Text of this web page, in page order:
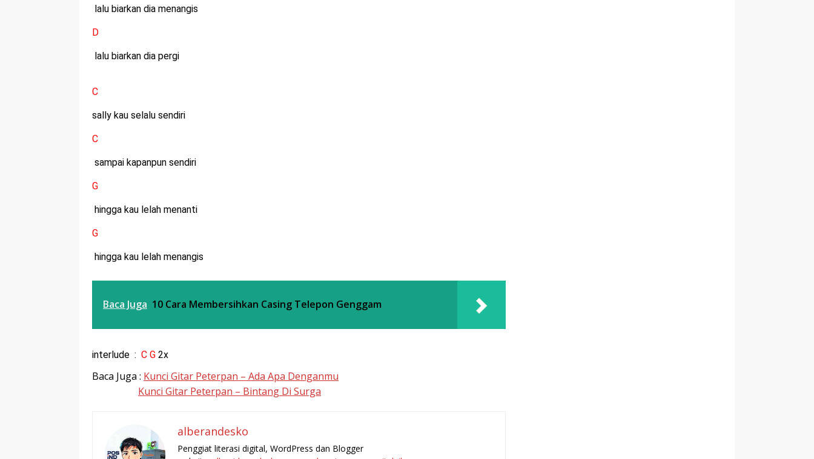
lalu biarkan dia menangis
D
lalu biarkan dia pergi
C
sally kau selalu sendiri
C
sampai kapanpun sendiri
G
hingga kau lelah menanti
G
hingga kau lelah menangis
Baca Juga 10 Cara Membersihkan Casing Telepon Genggam
interlude : C G 2x
Baca Juga : Kunci Gitar Peterpan – Ada Apa Denganmu
Kunci Gitar Peterpan – Bintang Di Surga
alberandesko
Penggiat literasi digital, WordPress dan Blogger